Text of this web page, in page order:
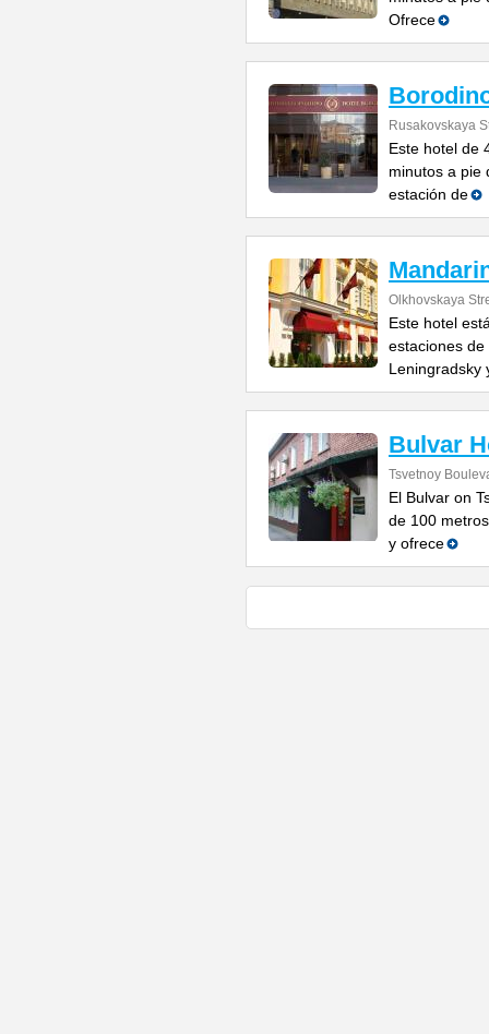
Ofrece
Rusakovskaya
Este hotel de
minutos a pie
estación de
Olkhovskaya
Este hotel
estaciones de
Leningradsky
Bulvar
Tsvetnoy
El Bulvar on
de 100
y ofrece